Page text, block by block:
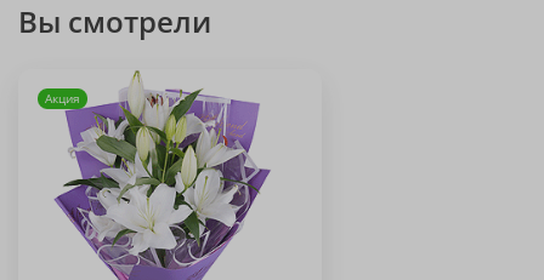
Вы смотрели
Акция